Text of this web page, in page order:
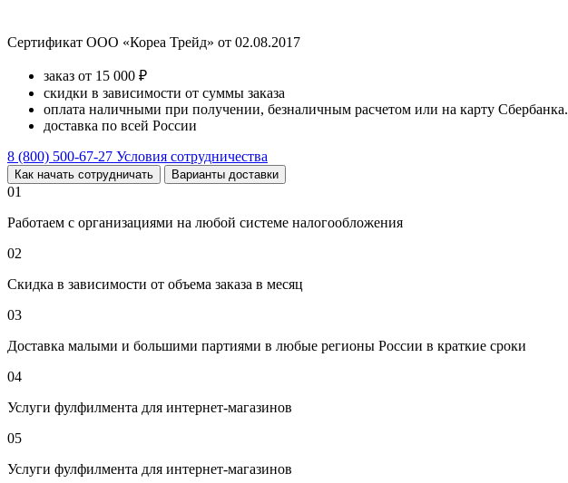
Сертификат ООО «Кореа Трейд» от 02.08.2017
заказ от 15 000 ₽
скидки в зависимости от суммы заказа
оплата наличными при получении, безналичным расчетом или на карту Сбербанка.
доставка по всей России
8 (800) 500-67-27 Условия сотрудничества
Как начать сотрудничать Варианты доставки
01
Работаем с организациями на любой системе налогообложения
02
Скидка в зависимости от объема заказа в месяц
03
Доставка малыми и большими партиями в любые регионы России в краткие сроки
04
Услуги фулфилмента для интернет-магазинов
05
Услуги фулфилмента для интернет-магазинов